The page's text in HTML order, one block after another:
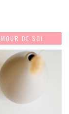
DE SOI